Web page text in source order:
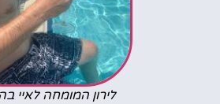
לירון המומחה לאיי